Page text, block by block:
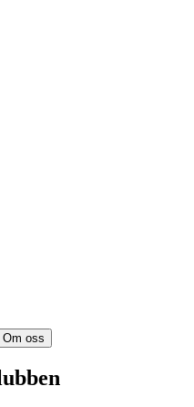
Om oss